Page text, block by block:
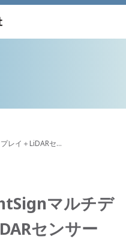
レイ＋LiDARセ…
マルチデ
センサー